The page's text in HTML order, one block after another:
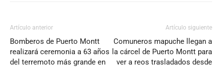
Artículo anterior
Bomberos de Puerto Montt
realizará ceremonia a 63 años
del terremoto más grande en
Artículo siguiente
Comuneros mapuche llegan a
la cárcel de Puerto Montt para
ver a reos trasladados desde